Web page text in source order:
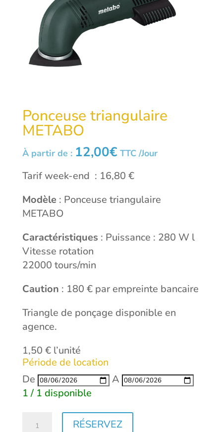
Ponceuse triangulaire
METABO
À partir de : 12,00€ TTC /Jour
Tarif week-end : 16,80 €
Modèle : Ponceuse triangulaire
METABO
Caractéristiques : Puissance : 280 W l
Vitesse rotation
22000 tours/min
Caution : 180 € par empreinte bancaire
Triangle de ponçage disponible en
agence.
1,50 € l’unité
Période de location
De
A
1 / 1 disponible
RÉSERVEZ